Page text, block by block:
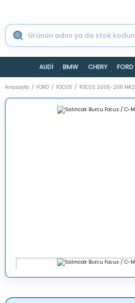
AUDİ BMW CHERY FORD
Anasayfa FORD FOCUS FOCUS 2005-2011 MK2